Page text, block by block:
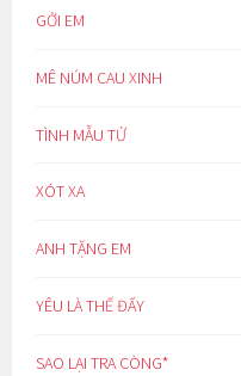
GỞI EM
MÊ NÚM CAU XINH
TÌNH MẪU TỬ
XÓT XA
ANH TẶNG EM
YÊU LÀ THẾ ĐẤY
SAO LẠI TRA CÒNG*